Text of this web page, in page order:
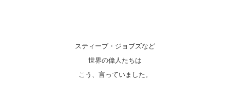
スティーブ・ジョブズなど
世界の偉人たちは
こう、言っていました。